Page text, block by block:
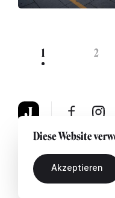
1 2
Über uns Rechtshinweis
Diese Website
Akzeptieren